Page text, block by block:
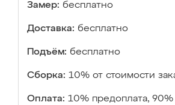
Замер: бесплатно
Доставка: бесплатно
Подъём: бесплатно
Сборка: 10% от стоимости
Оплата: 10% предоплата,